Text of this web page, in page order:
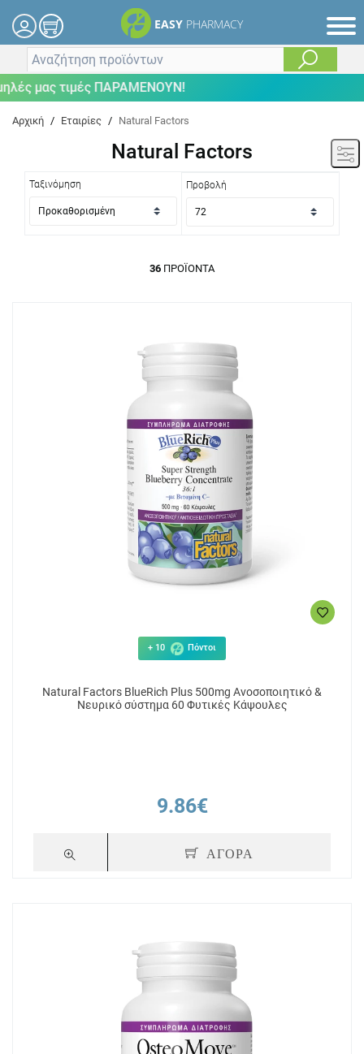
EASY PHARMACY
τιμές ΠΑΡΑΜΕΝΟΥΝ!
Αρχική / Εταιρίες / Natural Factors
Natural Factors
Ταξινόμηση Προβολή
36 ΠΡΟΪΌΝΤΑ
+ 10 Πόντοι
Natural Factors ΒlueRich Plus 500mg Ανοσοποιητικό &
Νευρικό σύστημα 60 Φυτικές Κάψουλες
9.86€
ΑΓΟΡΑ